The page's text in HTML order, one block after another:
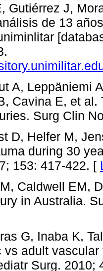
Gutiérrez J,
de 13
A, Leppäniemi
Cavina E, et
Surg Clin
D, Helfer M,
during 30
153: 417-422. [
Caldwell EM,
in Australia.
G, Inaba K,
vs adult
Surg. 2010;